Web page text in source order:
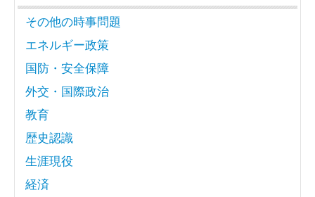
その他の時事問題
エネルギー政策
国防・安全保障
外交・国際政治
教育
歴史認識
生涯現役
経済